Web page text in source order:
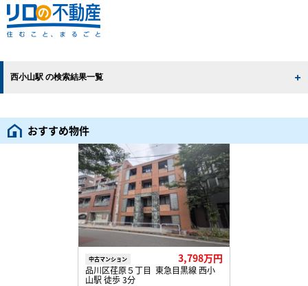
西小山駅 の検索結果一覧
おすすめ物件
中古マンション 3,798万円
品川区荏原５丁目 東急目黒線 西小
山駅 徒歩 3分